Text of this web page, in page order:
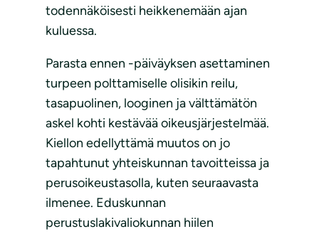
todennäköisesti heikkenemään ajan
kuluessa.
Parasta ennen -päiväyksen asettaminen
turpeen polttamiselle olisikin reilu,
tasapuolinen, looginen ja välttämätön
askel kohti kestävää oikeusjärjestelmää.
Kiellon edellyttämä muutos on jo
tapahtunut yhteiskunnan tavoitteissa ja
perusoikeustasolla, kuten seuraavasta
ilmenee. Eduskunnan
perustuslakivaliokunnan hiilen